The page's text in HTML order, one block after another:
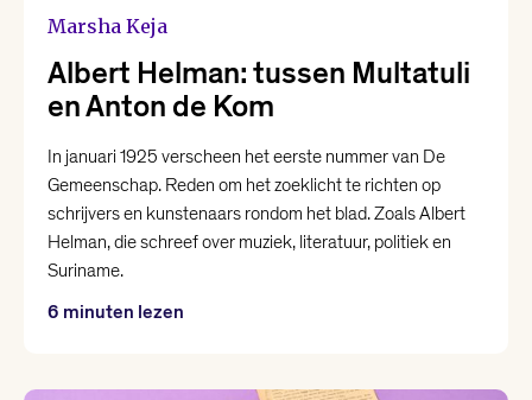
Renée van Marissing
Roos van Rijswijk
Thomas Heerma van Voss
Marsha Keja
Albert Helman: tussen Multatuli
en Anton de Kom
In januari 1925 verscheen het eerste nummer van De
Gemeenschap. Reden om het zoeklicht te richten op
schrijvers en kunstenaars rondom het blad. Zoals Albert
Helman, die schreef over muziek, literatuur, politiek en
Suriname.
6 minuten lezen